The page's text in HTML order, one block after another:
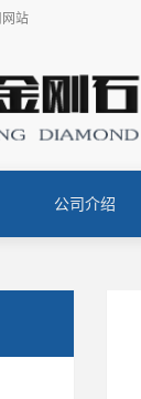
网站
公司介绍